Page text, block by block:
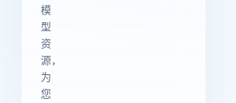
模
型
资
源，
为
您